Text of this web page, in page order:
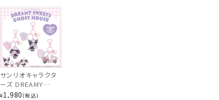
イップクリームチャ
ーム付きPVCマルチ
ポーチ 粧美堂
shobido ドリーミ
ー スイーツ ゴース
ト ハウス シリーズ
サンリオキャラクタ
ーズ DREAMY
SWEETS GHOST
¥1,980 税込